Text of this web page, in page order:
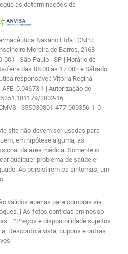
as determinações da
Nakano Ltda | CNPJ:
Moreira de Barros, 2168 -
001 - São Paulo - SP | Horário de
feira das 08:00 às 17:00h e Sábado
responsável: Vitória Regina
0.04673.1 | Autorização de
2002-16 |
- 355030801-477-000356-1-0
site não devem ser usadas para
em hipótese alguma, as
da área médica. Somente o
qualquer problema de saúde e
Ao persistirem os sintomas, um
válidos apenas para compras via
| As fotos contidas em nosso
| *Preços e disponibilidade sujeitos
Desconto à vista, cupons e outras